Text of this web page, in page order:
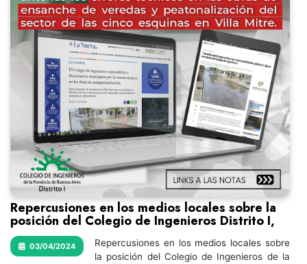
Repercusiones en los medios locales sobre la
posición del Colegio de Ingenieros Distrito I,
03/04/2024
Repercusiones en los medios locales sobre
la posición del Colegio de Ingenieros de la